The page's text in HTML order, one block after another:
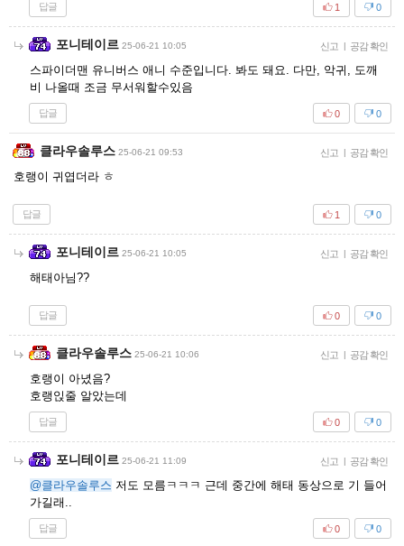
답글 0
1
포니테이르 25-06-21 10:05 신고 | 공감 확인
스파이더맨 유니버스 애니 수준입니다. 봐도 돼요. 다만, 악귀, 도깨
비 나올때 조금 무서워할수있음
답글 0
0
클라우솔루스 25-06-21 09:53 신고 | 공감 확인
호랭이 귀엽더라 ㅎ
답글 0
1
포니테이르 25-06-21 10:05 신고 | 공감 확인
해태아님??
답글 0
0
클라우솔루스 25-06-21 10:06 신고 | 공감 확인
호랭이 아녔음?
호랭읹줄 알았는데
답글 0
0
포니테이르 25-06-21 11:09 신고 | 공감 확인
@클라우솔루스 저도 모름ㅋㅋㅋ 근데 중간에 해태 동상으로 기 들어
가길래..
답글 0
0